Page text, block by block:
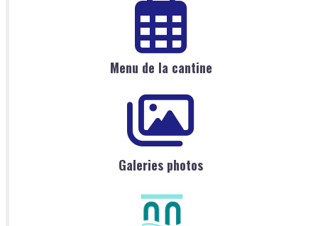
Menu de la cantine
Galeries photos